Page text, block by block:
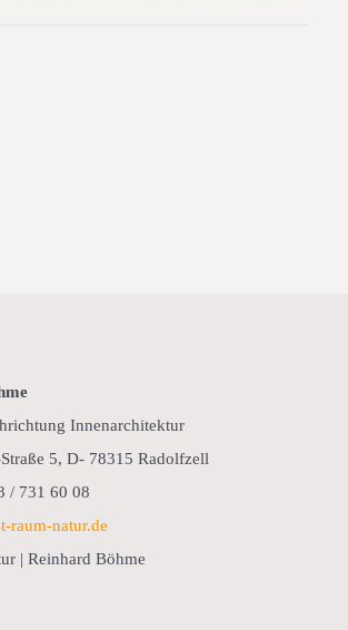
Innenarchitektur
5, D- 78315 Radolfzell
/ 731 60 08
raum-natur.de
| Reinhard Böhme